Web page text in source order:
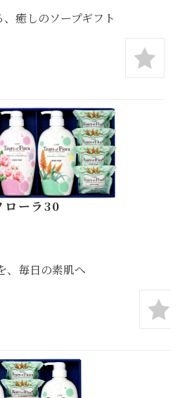
癒しのソープギフト
ローラ30
、毎日の素肌へ